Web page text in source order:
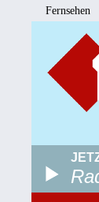
Fernsehen